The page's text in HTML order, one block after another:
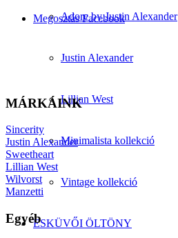
Adore by Justin Alexander
Justin Alexander
Lillian West
Minimalista kollekció
Vintage kollekció
ESKÜVŐI ÖLTÖNY
Megosztás Facebook
MÁRKÁINK
Sincerity
Justin Alexander
Sweetheart
Lillian West
Wilvorst
Manzetti
Egyéb